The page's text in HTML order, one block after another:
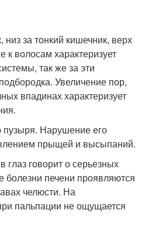
низ за тонкий кишечник, верх
к волосам характеризует
так же за эти
Увеличение пор,
впадинах характеризует
пузыря. Нарушение его
прыщей и высыпаний.
глаз говорит о серьезных
болезни печени проявляются
челюсти. На
пальпации не ощущается